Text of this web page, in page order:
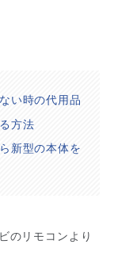
い時の代用品
方法
新型の本体を
のリモコンより